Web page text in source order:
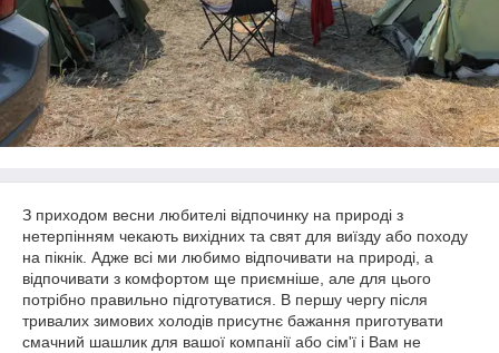
З приходом весни любителі відпочинку на природі з
нетерпінням чекають вихідних та свят для виїзду або походу
на пікнік. Адже всі ми любимо відпочивати на природі, а
відпочивати з комфортом ще приємніше, але для цього
потрібно правильно підготуватися. В першу чергу після
тривалих зимових холодів присутнє бажання приготувати
смачний шашлик для вашої компанії або сім'ї і Вам не